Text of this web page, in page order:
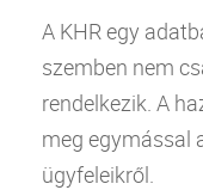
A KHRegy
szemben nem
rendelkezik. A
meg egymással
ügyfeleikről.